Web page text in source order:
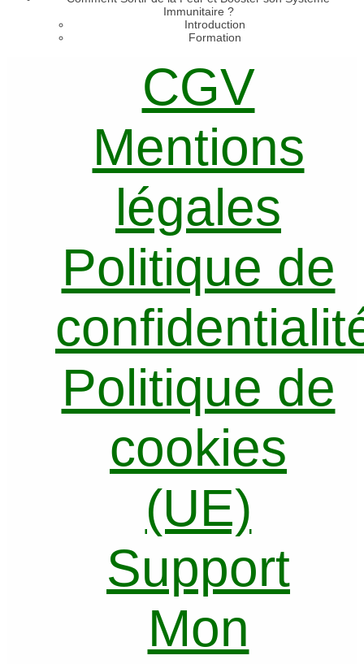
Immunitaire ?
Introduction
Formation
CGV
Mentions
légales
Politique de
Politique de
cookies
(UE)
Support
Mon